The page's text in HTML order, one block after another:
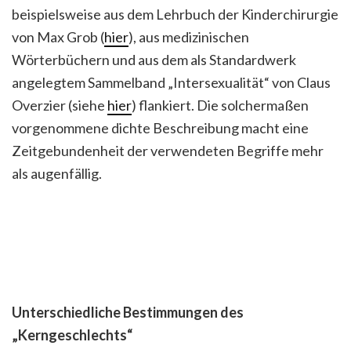
beispielsweise aus dem Lehrbuch der Kinderchirurgie
von Max Grob (hier), aus medizinischen
Wörterbüchern und aus dem als Standardwerk
angelegtem Sammelband „Intersexualität“ von Claus
Overzier (siehe hier) flankiert. Die solchermaßen
vorgenommene dichte Beschreibung macht eine
Zeitgebundenheit der verwendeten Begriffe mehr
als augenfällig.
Unterschiedliche Bestimmungen des
„Kerngeschlechts“